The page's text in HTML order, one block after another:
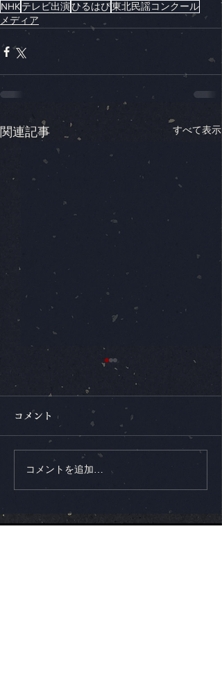
NHKテレビ出演ひるはぴ東北民謡コンクール
メディア
関連記事 すべて表示
新曲発表！「Flair －天賦
MV公開
コメント
コメントを追加…